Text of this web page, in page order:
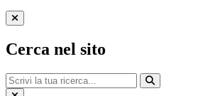
Cerca nel sito